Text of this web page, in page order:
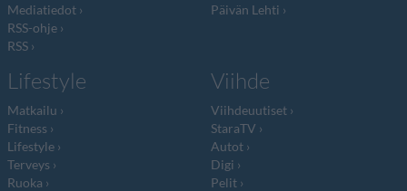
Mediatiedot
RSS-ohje
RSS
Päivän Lehti
Lifestyle
Matkailu
Fitness
Lifestyle
Terveys
Ruoka
Viihde
Viihdeuutiset
StaraTV
Autot
Digi
Pelit